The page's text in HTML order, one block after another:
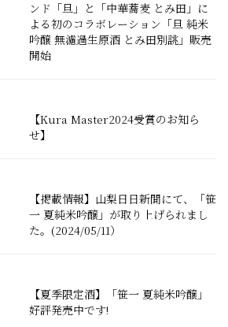
ンド「旦」と「中華蕎麦 とみ田」に
よる初のコラボレーション「旦 純米
吟醸 無濾過生原酒 とみ田別誂」販売
開始
【Kura Master2024受賞のお知ら
せ】
【掲載情報】山梨日日新聞にて、「笹
一 夏純米吟醸」が取り上げられまし
た。(2024/05/11）
【夏季限定酒】「笹一 夏純米吟醸」
好評発売中です!